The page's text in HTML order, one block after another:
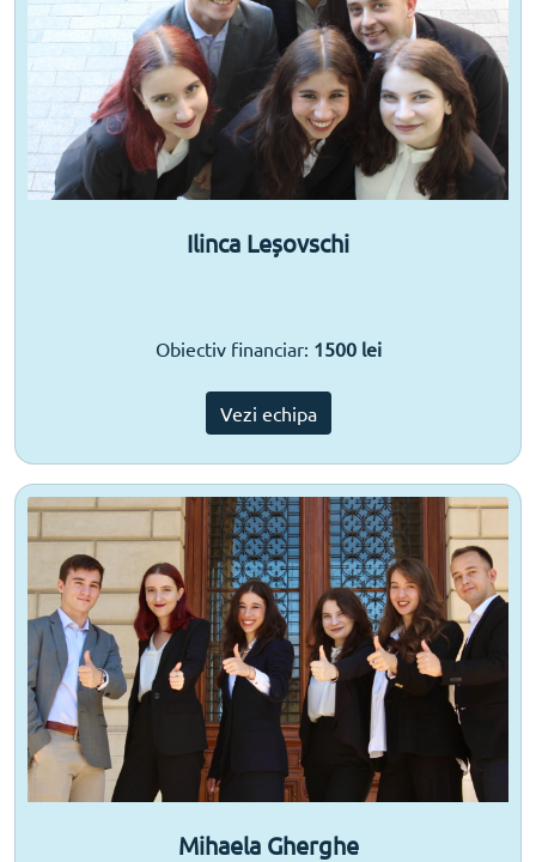
Ilinca Leșovschi
Obiectiv financiar: 1500 lei
Vezi echipa
Mihaela Gherghe